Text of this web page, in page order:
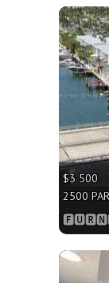
$3 500
2500
More
More